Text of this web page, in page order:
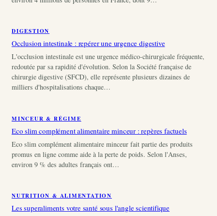
DIGESTION
Occlusion intestinale : repérer une urgence digestive
L'occlusion intestinale est une urgence médico-chirurgicale fréquente,
redoutée par sa rapidité d'évolution. Selon la Société française de
chirurgie digestive (SFCD), elle représente plusieurs dizaines de
milliers d'hospitalisations chaque…
MINCEUR & RÉGIME
Eco slim complément alimentaire minceur : repères factuels
Eco slim complément alimentaire minceur fait partie des produits
promus en ligne comme aide à la perte de poids. Selon l'Anses,
environ 9 % des adultes français ont…
NUTRITION & ALIMENTATION
Les superaliments votre santé sous l'angle scientifique